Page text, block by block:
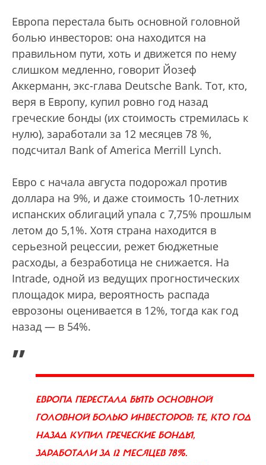
Европа перестала быть основной головной
болью инвесторов: она находится на
правильном пути, хоть и движется по нему
слишком медленно, говорит Йозеф
Аккерманн, экс-глава Deutsche Bank. Тот, кто,
веря в Европу, купил ровно год назад
греческие бонды (их стоимость стремилась к
нулю), заработали за 12 месяцев 78 %,
подсчитал Bank of America Merrill Lynch.
Евро с начала августа подорожал против
доллара на 9%, и даже стоимость 10-летних
испанских облигаций упала с 7,75% прошлым
летом до 5,1%. Хотя страна находится в
серьезной рецессии, режет бюджетные
расходы, а безработица не снижается. На
Intrade, одной из ведущих прогностических
площадок мира, вероятность распада
еврозоны оценивается в 12%, тогда как год
назад — в 54%.
„
ЕВРОПА ПЕРЕСТАЛА БЫТЬ ОСНОВНОЙ
ГОЛОВНОЙ БОЛЬЮ ИНВЕСТОРОВ: ТЕ, КТО ГОД
НАЗАД КУПИЛ ГРЕЧЕСКИЕ БОНДЫ,
ЗАРАБОТАЛИ ЗА 12 МЕСЯЦЕВ 78%.